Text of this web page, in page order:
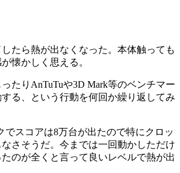
たら熱が出なくなった。本体触っても
懐かしく思える。
たりAnTuTuや3D Mark等のベンチマー
る、という行動を何回か繰り返してみ
でスコアは8万台が出たので特にクロッ
さそうだ。今までは一回動かしただけ
のが全くと言って良いレベルで熱が出